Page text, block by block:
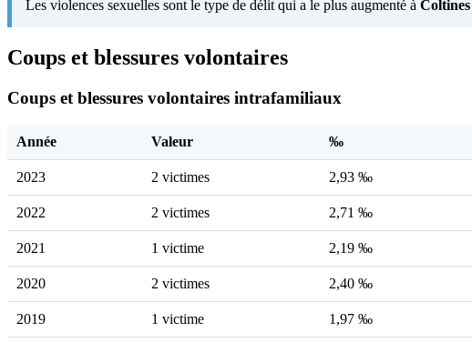
Les violences sexuelles sont le type de délit qui a le plus augmenté à Coltines
Coups et blessures volontaires
Coups et blessures volontaires intrafamiliaux
Année Valeur ‰
2023 2 victimes 2,93 ‰
2022 2 victimes 2,71 ‰
2021 1 victime 2,19 ‰
2020 2 victimes 2,40 ‰
2019 1 victime 1,97 ‰